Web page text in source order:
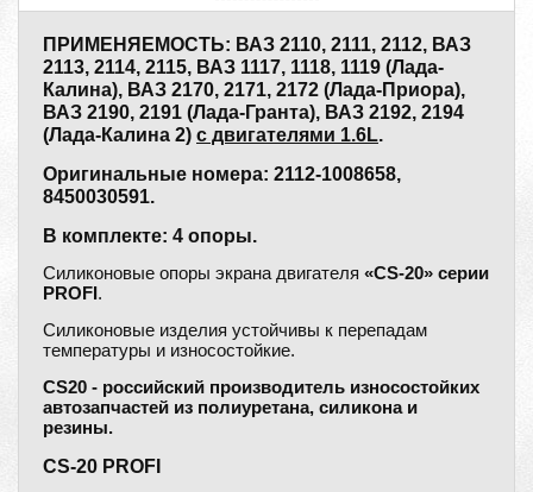
ПРИМЕНЯЕМОСТЬ: ВАЗ 2110, 2111, 2112, ВАЗ
2113, 2114, 2115, ВАЗ 1117, 1118, 1119 (Лада-
Калина), ВАЗ 2170, 2171, 2172 (Лада-Приора),
ВАЗ 2190, 2191 (Лада-Гранта), ВАЗ 2192, 2194
(Лада-Калина 2) с двигателями 1.6L.
Оригинальные номера: 2112-1008658,
8450030591.
В комплекте: 4 опоры.
Силиконовые опоры экрана двигателя «CS-20» серии
PROFI .
Силиконовые изделия устойчивы к перепадам
температуры и износостойкие.
CS20 - российский производитель износостойких
автозапчастей из полиуретана, силикона и
резины.
CS-20 PROFI